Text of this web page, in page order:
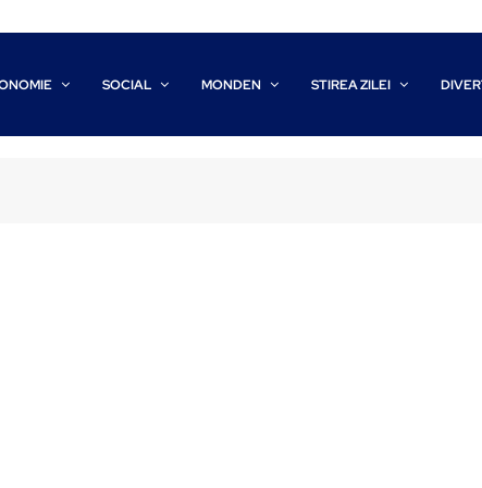
SOCIAL MONDEN STIREA ZILEI